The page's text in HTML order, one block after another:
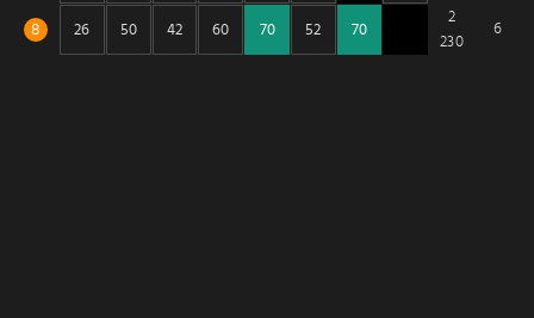
8
2
230
6